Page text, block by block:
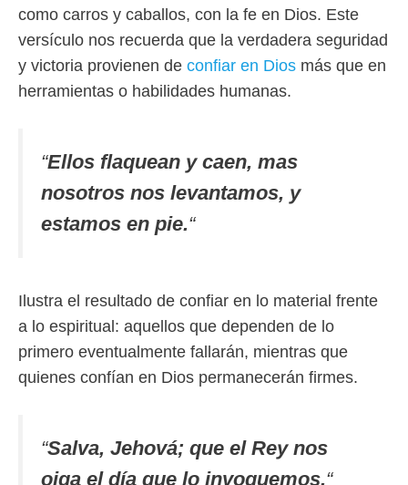
como carros y caballos, con la fe en Dios. Este
versículo nos recuerda que la verdadera seguridad
y victoria provienen de confiar en Dios más que en
herramientas o habilidades humanas.
“Ellos flaquean y caen, mas
nosotros nos levantamos, y
estamos en pie.“
Ilustra el resultado de confiar en lo material frente
a lo espiritual: aquellos que dependen de lo
primero eventualmente fallarán, mientras que
quienes confían en Dios permanecerán firmes.
“Salva, Jehová; que el Rey nos
oiga el día que lo invoquemos.“